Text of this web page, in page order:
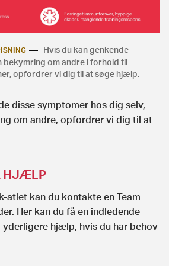
Hvis du kan genkende
bekymring om andre i forhold til
opfordrer vi dig til at søge hjælp.
disse symptomer hos dig selv,
om andre, opfordrer vi dig til at
HJÆLP
atlet kan du kontakte en Team
Her kan du få en indledende
hjælp, hvis du har behov